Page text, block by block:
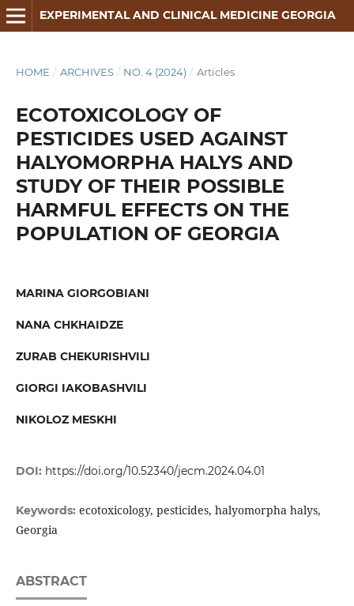
EXPERIMENTAL AND CLINICAL MEDICINE GEORGIA
HOME / ARCHIVES / NO. 4 (2024) / Articles
ECOTOXICOLOGY OF
PESTICIDES USED AGAINST
HALYOMORPHA HALYS AND
STUDY OF THEIR POSSIBLE
HARMFUL EFFECTS ON THE
POPULATION OF GEORGIA
MARINA GIORGOBIANI
NANA CHKHAIDZE
ZURAB CHEKURISHVILI
GIORGI IAKOBASHVILI
NIKOLOZ MESKHI
DOI: https://doi.org/10.52340/jecm.2024.04.01
Keywords: ecotoxicology, pesticides, halyomorpha halys,
Georgia
ABSTRACT